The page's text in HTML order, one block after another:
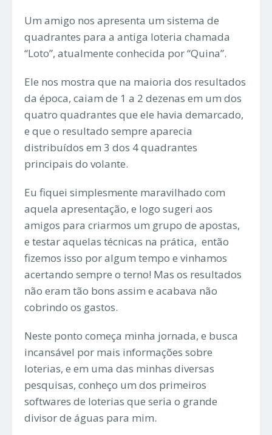
Um amigo nos apresenta um sistema de
quadrantes para a antiga loteria chamada
“Loto”, atualmente conhecida por “Quina”.
Ele nos mostra que na maioria dos resultados
da época, caiam de 1 a 2 dezenas em um dos
quatro quadrantes que ele havia demarcado,
e que o resultado sempre aparecia
distribuídos em 3 dos 4 quadrantes
principais do volante.
Eu fiquei simplesmente maravilhado com
aquela apresentação, e logo sugeri aos
amigos para criarmos um grupo de apostas,
e testar aquelas técnicas na prática, então
fizemos isso por algum tempo e vinhamos
acertando sempre o terno! Mas os resultados
não eram tão bons assim e acabava não
cobrindo os gastos.
Neste ponto começa minha jornada, e busca
incansável por mais informações sobre
loterias, e em uma das minhas diversas
pesquisas, conheço um dos primeiros
softwares de loterias que seria o grande
divisor de águas para mim.